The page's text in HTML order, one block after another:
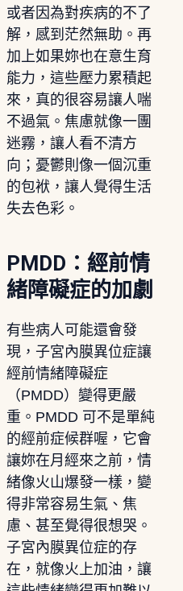
或者因為對疾病的不了
解，感到茫然無助。再
加上如果妳也在意生育
能力，這些壓力累積起
來，真的很容易讓人喘
不過氣。焦慮就像一團
迷霧，讓人看不清方
向；憂鬱則像一個沉重
的包袱，讓人覺得生活
失去色彩。
PMDD：經前情
緒障礙症的加劇
有些病人可能還會發
現，子宮內膜異位症讓
經前情緒障礙症
（PMDD）變得更嚴
重。PMDD 可不是單純
的經前症候群喔，它會
讓妳在月經來之前，情
緒像火山爆發一樣，變
得非常容易生氣、焦
慮、甚至覺得很想哭。
子宮內膜異位症的存
在，就像火上加油，讓